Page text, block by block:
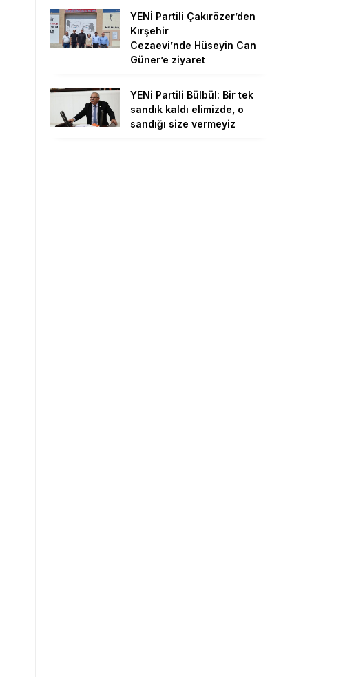
YENİ Partili Çakırözer’den
Kırşehir
Cezaevi’nde Hüseyin Can
Güner’e ziyaret
YENi Partili Bülbül: Bir tek
sandık kaldı elimizde, o
sandığı size vermeyiz